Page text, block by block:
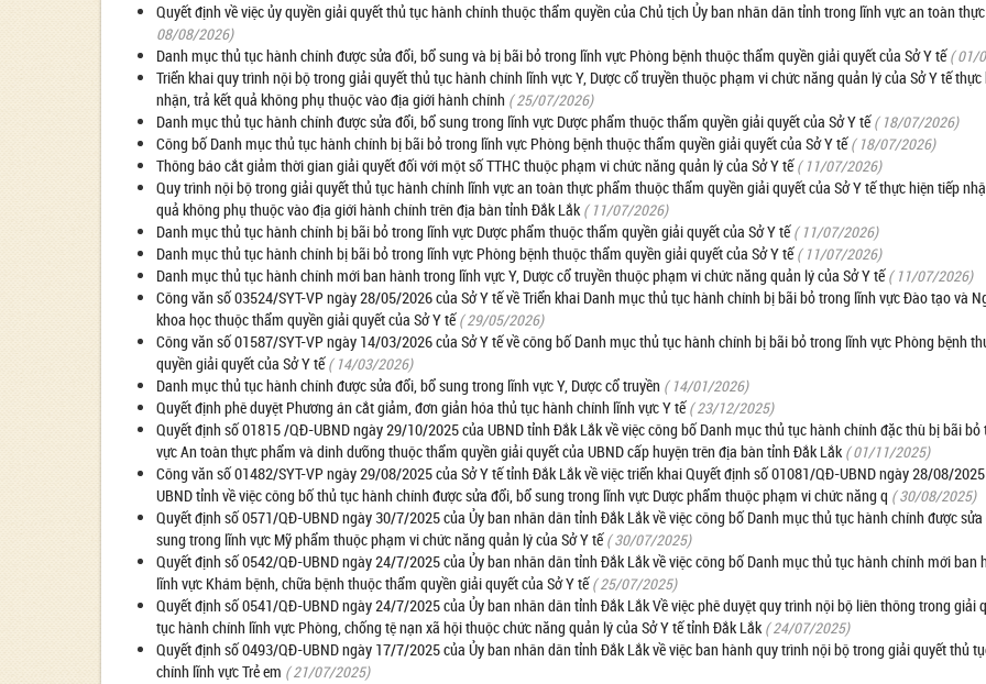
Quyết định về việc ủy quyền giải quyết thủ tục hành chính thuộc thẩm quyền của Chủ tịch Ủy ban nhân dân tỉnh trong lĩnh vực an toàn
08/08/2026)
Danh mục thủ tục hành chính được sửa đổi, bổ sung và bị bãi bỏ trong lĩnh vực Phòng bệnh thuộc thẩm quyền giải quyết của Sở Y tế ( 01/
Triển khai quy trình nội bộ trong giải quyết thủ tục hành chính lĩnh vực Y, Dược cổ truyền thuộc phạm vi chức năng quản lý của Sở Y tế thực
nhận, trả kết quả không phụ thuộc vào địa giới hành chính ( 25/07/2026)
Danh mục thủ tục hành chính được sửa đổi, bổ sung trong lĩnh vực Dược phẩm thuộc thẩm quyền giải quyết của Sở Y tế ( 18/07/2026)
Công bố Danh mục thủ tục hành chính bị bãi bỏ trong lĩnh vực Phòng bệnh thuộc thẩm quyền giải quyết của Sở Y tế ( 18/07/2026)
Thông báo cắt giảm thời gian giải quyết đối với một số TTHC thuộc phạm vi chức năng quản lý của Sở Y tế ( 11/07/2026)
Quy trình nội bộ trong giải quyết thủ tục hành chính lĩnh vực an toàn thực phẩm thuộc thẩm quyền giải quyết của Sở Y tế thực hiện tiếp
quả không phụ thuộc vào địa giới hành chính trên địa bàn tỉnh Đắk Lắk ( 11/07/2026)
Danh mục thủ tục hành chính bị bãi bỏ trong lĩnh vực Dược phẩm thuộc thẩm quyền giải quyết của Sở Y tế ( 11/07/2026)
Danh mục thủ tục hành chính bị bãi bỏ trong lĩnh vực Phòng bệnh thuộc thẩm quyền giải quyết của Sở Y tế ( 11/07/2026)
Danh mục thủ tục hành chính mới ban hành trong lĩnh vực Y, Dược cổ truyền thuộc phạm vi chức năng quản lý của Sở Y tế ( 11/07/2026)
Công văn số 03524/SYT-VP ngày 28/05/2026 của Sở Y tế về Triển khai Danh mục thủ tục hành chính bị bãi bỏ trong lĩnh vực Đào tạo và
khoa học thuộc thẩm quyền giải quyết của Sở Y tế ( 29/05/2026)
Công văn số 01587/SYT-VP ngày 14/03/2026 của Sở Y tế về công bố Danh mục thủ tục hành chính bị bãi bỏ trong lĩnh vực Phòng bệnh
quyền giải quyết của Sở Y tế ( 14/03/2026)
Danh mục thủ tục hành chính được sửa đổi, bổ sung trong lĩnh vực Y, Dược cổ truyền ( 14/01/2026)
Quyết định phê duyệt Phương án cắt giảm, đơn giản hóa thủ tục hành chính lĩnh vực Y tế ( 23/12/2025)
Quyết định số 01815 /QĐ-UBND ngày 29/10/2025 của UBND tỉnh Đắk Lắk về việc công bố Danh mục thủ tục hành chính đặc thù bị bãi
vực An toàn thực phẩm và dinh dưỡng thuộc thẩm quyền giải quyết của UBND cấp huyện trên địa bàn tỉnh Đắk Lắk ( 01/11/2025)
Công văn số 01482/SYT-VP ngày 29/08/2025 của Sở Y tế tỉnh Đắk Lắk về việc triển khai Quyết định số 01081/QĐ-UBND ngày 28/08/
UBND tỉnh về việc công bố thủ tục hành chính được sửa đổi, bổ sung trong lĩnh vực Dược phẩm thuộc phạm vi chức năng q ( 30/08/2025)
Quyết định số 0571/QĐ-UBND ngày 30/7/2025 của Ủy ban nhân dân tỉnh Đắk Lắk về việc công bố Danh mục thủ tục hành chính được
sung trong lĩnh vực Mỹ phẩm thuộc phạm vi chức năng quản lý của Sở Y tế( 30/07/2025)
Quyết định số 0542/QĐ-UBND ngày 24/7/2025 của Ủy ban nhân dân tỉnh Đắk Lắk về việc công bố Danh mục thủ tục hành chính mới ban
lĩnh vực Khám bệnh, chữa bệnh thuộc thẩm quyền giải quyết của Sở Y tế ( 25/07/2025)
Quyết định số 0541/QĐ-UBND ngày 24/7/2025 của Ủy ban nhân dân tỉnh Đắk Lắk Về việc phê duyệt quy trình nội bộ liên thông trong giải
tục hành chính lĩnh vực Phòng, chống tệ nạn xã hội thuộc chức năng quản lý của Sở Y tế tỉnh Đắk Lắk ( 24/07/2025)
Quyết định số 0493/QĐ-UBND ngày 17/7/2025 của Ủy ban nhân dân tỉnh Đắk Lắk về việc ban hành quy trình nội bộ trong giải quyết thủ
chính lĩnh vực Trẻ em ( 21/07/2025)